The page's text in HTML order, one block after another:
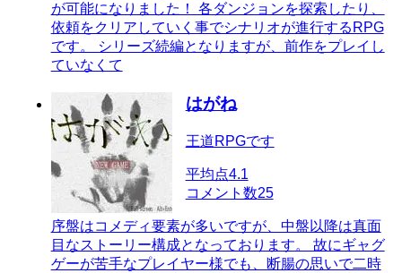
が可能になりました！ 各ダンジョンを探索したり、
依頼をクリアしていく事でシナリオが進行するRPG
です。 シリーズ続編となりますが、前作をプレイし
ていなくて
はがね
王道RPGです
平均点4.1
コメント数25
序盤はコメディ要素が多いですが、中盤以降は真面
目なストーリー構成となっております。 故にギャグ
ゲーが苦手なプレイヤー様でも、断腸の思いで二時